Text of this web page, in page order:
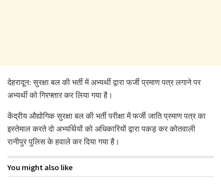
देहरादून: सुरक्षा बल की भर्ती में अभ्यर्थी द्वारा फर्जी प्रमाण पत्र लगाने पर
अभ्यर्थी को गिरफ्तार कर लिया गया है।
केंद्रीय औद्योगिक सुरक्षा बल की भर्ती परीक्षा में फर्जी जाति प्रमाण पत्र का
इस्तेमाल करते दो अभ्यर्थियों को अधिकारियों द्वारा पकड़ कर कोतवाली
रानीपुर पुलिस के हवाले कर दिया गया है।
You might also like